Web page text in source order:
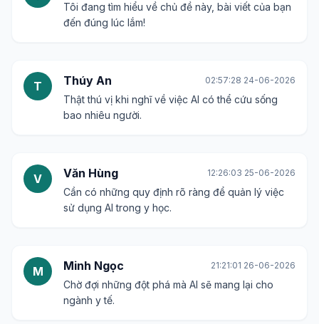
Tôi đang tìm hiểu về chủ đề này, bài viết của bạn
đến đúng lúc lắm!
T Thúy An 02:57:28 24-06-2026
Thật thú vị khi nghĩ về việc AI có thể cứu sống
bao nhiêu người.
V Văn Hùng 12:26:03 25-06-2026
Cần có những quy định rõ ràng để quản lý việc
sử dụng AI trong y học.
M Minh Ngọc 21:21:01 26-06-2026
Chờ đợi những đột phá mà AI sẽ mang lại cho
ngành y tế.